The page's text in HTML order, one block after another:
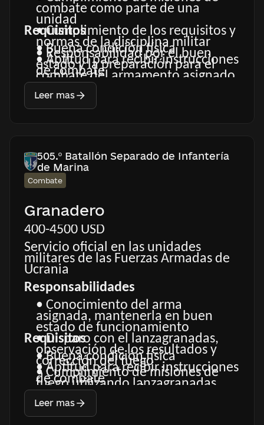
combate como parte de una
unidad
• Cumplimiento de los requisitos y
normas de la disciplina militar
• Responsabilidad por el buen
estado y la preparación para el
combate del armamento asignado
• Trabajo en equipo
Requisitos
• Buena condición física
• Aptitud para recibir instrucciones
de combate
• Deseo de aprender y
perfeccionar sus habilidades
• Cumplimiento de misiones de
Leer mas
505.º Batallón Separado de Infantería
de Marina
Combate
Granadero
400-4500 USD
Servicio oficial en las unidades
militares de las Fuerzas Armadas de
Ucrania
Responsabilidades
• Conocimiento del arma
asignada, mantenerla en buen
estado de funcionamiento
• Disparo con el lanzagranadas,
observación de los resultados y
corrección del fuego
• Cumplimiento de misiones de
fuego utilizando lanzagranadas
portátiles o de afuste para alcanzar
al personal, la técnica y las
fortificaciones del enemigo
Requisitos
• Buena condición física
• Aptitud para recibir instrucciones
de combate
• Deseo de aprender y
perfeccionar sus habilidades
• Cumplimiento de misiones de
Leer mas